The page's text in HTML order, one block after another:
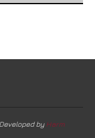
by Harm